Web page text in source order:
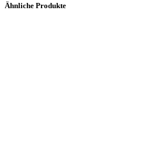
Ähnliche Produkte